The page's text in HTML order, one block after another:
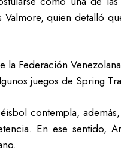
quien detalló
Federación
juegos de Spring
contempla,
En ese sentido,